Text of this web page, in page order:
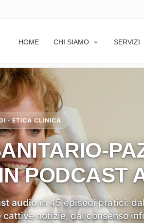
HOME CHI SIAMO SERVIZI
SANITARIO E
· ETICA CLINICA
PODCAST
audioin 45 episodi pratici:
notizie, dal consenso